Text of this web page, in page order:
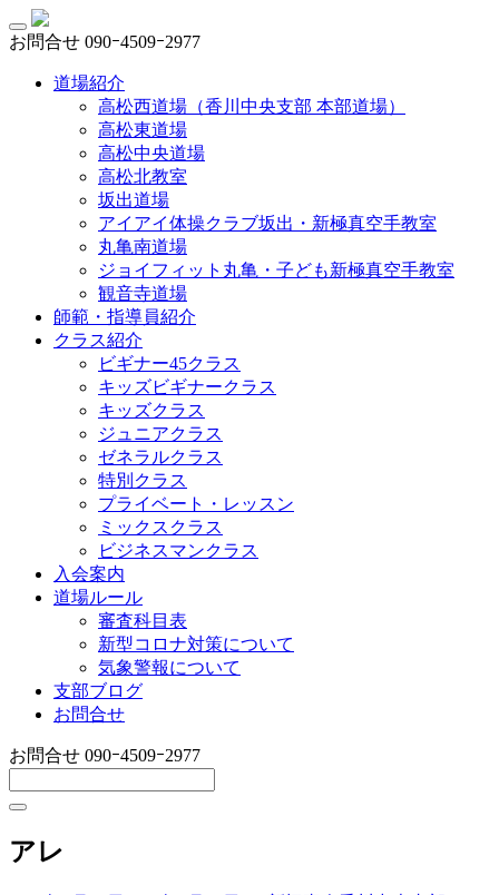
お問合せ 090ｰ4509ｰ2977
道場紹介
高松西道場（香川中央支部 本部道場）
高松東道場
高松中央道場
高松北教室
坂出道場
アイアイ体操クラブ坂出・新極真空手教室
丸亀南道場
ジョイフィット丸亀・子ども新極真空手教室
観音寺道場
師範・指導員紹介
クラス紹介
ビギナー45クラス
キッズビギナークラス
キッズクラス
ジュニアクラス
ゼネラルクラス
特別クラス
プライベート・レッスン
ミックスクラス
ビジネスマンクラス
入会案内
道場ルール
審査科目表
新型コロナ対策について
気象警報について
支部ブログ
お問合せ
お問合せ 090ｰ4509ｰ2977
アレ